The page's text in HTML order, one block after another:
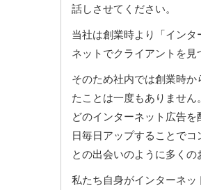
話しさせてください。
当社は創業時より「イン
ネットでクライアントを見
そのため社内では創業時
たことは一度もありませ
どのインターネット広告
日毎日アップすることで
との出会いのように多くの
私たち自身がインターネ